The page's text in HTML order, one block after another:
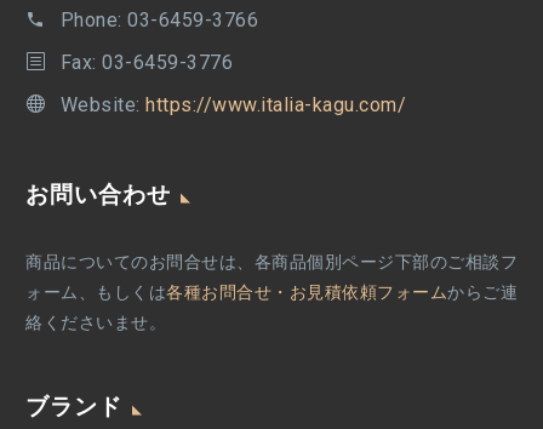
Phone: 03-6459-3766
Fax: 03-6459-3776
Website: https://www.italia-kagu.com/
お問い合わせ
商品についてのお問合せは、各商品個別ページ下部のご相談フ
ォーム、もしくは各種お問合せ・お見積依頼フォームからご連
絡くださいませ。
ブランド